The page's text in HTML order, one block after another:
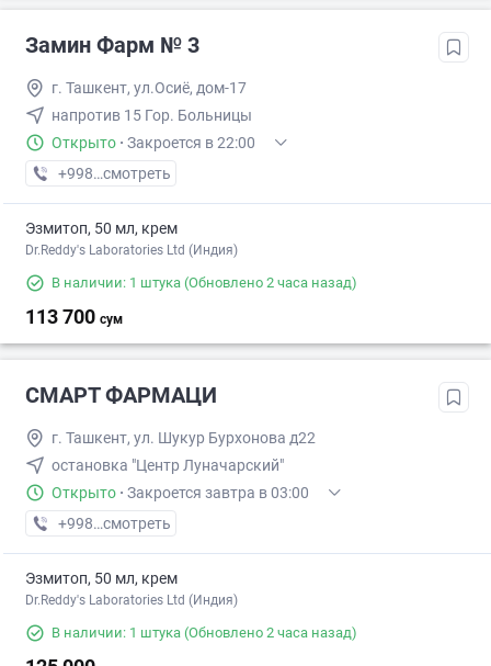
Замин Фарм № 3
г. Ташкент, ул.Осиё, дом-17
напротив 15 Гор. Больницы
Открыто · Закроется в 22:00
+998 (71) XXX-XX-XX
смотреть
Эзмитоп, 50 мл, крем
Dr.Reddy's Laboratories Ltd (Индия)
В наличии: 1 штука (Обновлено 2 часа назад)
113 700 сум
СМАРТ ФАРМАЦИ
г. Ташкент, ул. Шукур Бурхонова д22
остановка "Центр Луначарский"
Открыто · Закроется завтра в 03:00
+998 (95) XXX-XX-XX
смотреть
Эзмитоп, 50 мл, крем
Dr.Reddy's Laboratories Ltd (Индия)
В наличии: 1 штука (Обновлено 2 часа назад)